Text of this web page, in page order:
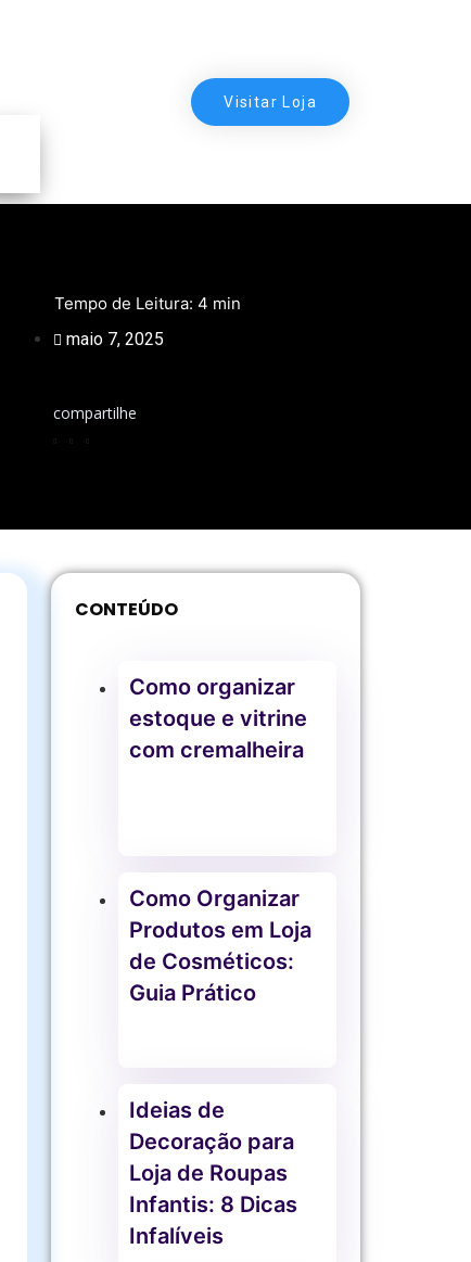
Visitar Loja
maio 7, 2025
compartilhe
CONTEÚDO
Como organizar
estoque e vitrine
com cremalheira
Como Organizar
Produtos em Loja
de Cosméticos:
Guia Prático
Ideias de
Decoração para
Loja de Roupas
Infantis: 8 Dicas
Infalíveis